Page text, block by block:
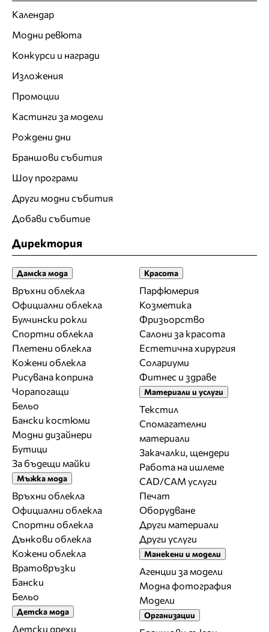
Календар
Модни ревюта
Конкурси и награди
Изложения
Промоции
Кастинги за модели
Рождени дни
Браншови събития
Шоу програми
Други модни събития
Добави събитие
Директория
Дамска мода
Връхни облекла
Официални облекла
Булчински рокли
Спортни облекла
Плетени облекла
Кожени облекла
Рисувана коприна
Чорапогащи
Бельо
Бански костюми
Модни дизайнери
Бутици
За бъдещи майки
Мъжка мода
Връхни облекла
Официални облекла
Спортни облекла
Дънкови облекла
Кожени облекла
Вратовръзки
Бански
Бельо
Детска мода
Детски дрехи
Красота
Парфюмерия
Козметика
Фризьорство
Салони за красота
Естетична хирургия
Солариуми
Фитнес и здраве
Материали и услуги
Текстил
Спомагателни
материали
Закачалки, щендери
Работа на ишлеме
CAD/CAM услуги
Печат
Оборудване
Други материали
Други услуги
Манекени и модели
Агенции за модели
Модна фотография
Модели
Организации